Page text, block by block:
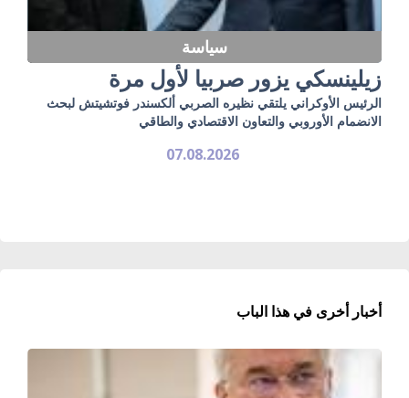
سياسة
زيلينسكي يزور صربيا لأول مرة
الرئيس الأوكراني يلتقي نظيره الصربي ألكسندر فوتشيتش لبحث
الانضمام الأوروبي والتعاون الاقتصادي والطاقي
07.08.2026
أخبار أخرى في هذا الباب